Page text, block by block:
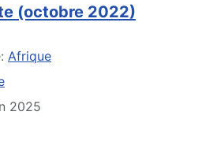
(octobre 2022)
Afrique
2025